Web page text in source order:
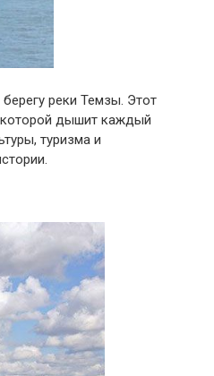
реки Темзы. Этот
которой дышит каждый
туризма и